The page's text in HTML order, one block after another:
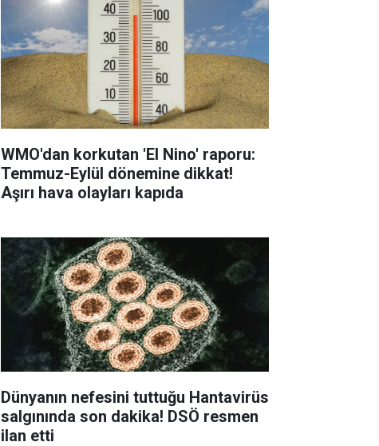
WMO'dan korkutan 'El Nino' raporu:
Temmuz-Eylül dönemine dikkat!
Aşırı hava olayları kapıda
Dünyanın nefesini tuttuğu Hantavirüs
salgınında son dakika! DSÖ resmen
ilan etti